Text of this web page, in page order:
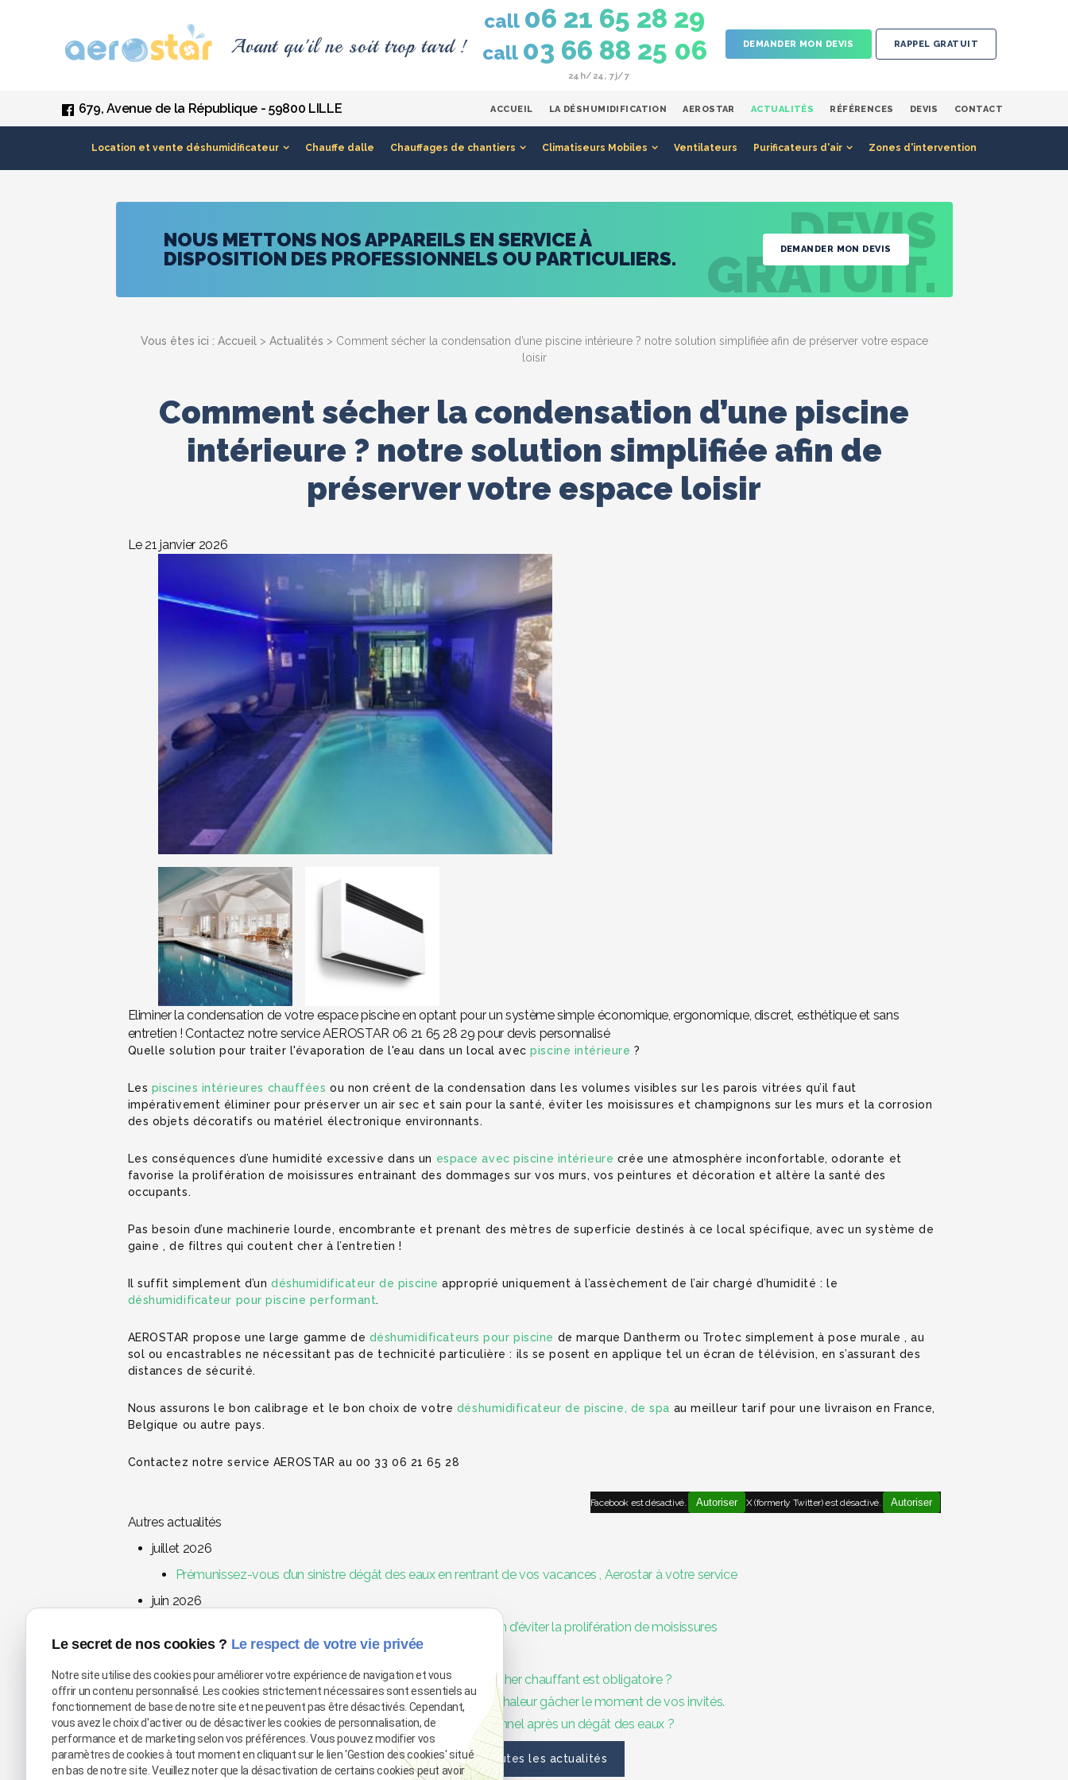
Avant qu'il ne soit trop tard !
call 06 21 65 28 29
call 03 66 88 25 06
24h/24, 7j/7
DEMANDER MON DEVIS RAPPEL GRATUIT
679, Avenue de la République - 59800 LILLE ACCUEIL LA DÉSHUMIDIFICATION AEROSTAR ACTUALITÉS RÉFÉRENCES DEVIS CONTACT
Location et vente déshumidificateur Chauffe dalle Chauffages de chantiers Climatiseurs Mobiles Ventilateurs Purificateurs d'air Zones d'intervention
NOUS METTONS NOS APPAREILS EN SERVICE À
DISPOSITION DES PROFESSIONNELS OU PARTICULIERS.
DEMANDER MON DEVIS
DEVIS
GRATUIT.
Vous êtes ici : Accueil > Actualités > Comment sécher la condensation d’une piscine intérieure ? notre solution simplifiée afin de préserver votre espace
loisir
Comment sécher la condensation d’une piscine
intérieure ? notre solution simplifiée afin de
préserver votre espace loisir
Le 21 janvier 2026
Eliminer la condensation de votre espace piscine en optant pour un système simple économique, ergonomique, discret, esthétique et sans
entretien ! Contactez notre service AEROSTAR 06 21 65 28 29 pour devis personnalisé
Quelle solution pour traiter l'évaporation de l'eau dans un local avecpiscine intérieure ?
Les piscines intérieures chauffées ou non créent de la condensation dans les volumes visibles sur les parois vitrées qu’il faut
impérativement éliminer pour préserver un air sec et sain pour la santé, éviter les moisissures et champignons sur les murs et la corrosion
des objets décoratifs ou matériel électronique environnants.
Les conséquences d’une humidité excessive dans un espace avec piscine intérieure crée une atmosphère inconfortable, odorante et
favorise la prolifération de moisissures entrainant des dommages sur vos murs, vos peintures et décoration et altère la santé des
occupants.
Pas besoin d’une machinerie lourde, encombrante et prenant des mètres de superficie destinés à ce local spécifique, avec un système de
gaine , de filtres qui coutent cher à l’entretien !
Il suffit simplement d’undéshumidificateur de piscine approprié uniquement à l’assèchement de l’air chargé d’humidité : le
déshumidificateur pour piscine performant.
AEROSTAR propose une large gamme de déshumidificateurs pour piscine de marque Dantherm ou Trotec simplement à pose murale , au
sol ou encastrables ne nécessitant pas de technicité particulière : ils se posent en applique tel un écran de télévision, en s’assurant des
distances de sécurité.
Nous assurons le bon calibrage et le bon choix de votre déshumidificateur de piscine, de spa au meilleur tarif pour une livraison en France,
Belgique ou autre pays.
Contactez notre service AEROSTAR au 00 33 06 21 65 28
X (formerly Twitter) est désactivé. Autoriser
Facebook est désactivé. Autoriser
Autres actualités
juillet 2026
Prémunissez-vous d’un sinistre dégât des eaux en rentrant de vos vacances , Aerostar à votre service
juin 2026
Assèchement d’un flocage anti-incendie : une nécessité afin d’éviter la prolifération de moisissures
avril 2026
Pour quelles raisons la première mise en chauffe d'un plancher chauffant est obligatoire ?
La canicule menace votre événement ? Ne laissez pas la chaleur gâcher le moment de vos invités.
Pourquoi choisir la location de déshumidificateur professionnel après un dégât des eaux ?
Voir toutes les actualités
Le secret de nos cookies ? Le respect de votre vie privée
Notre site utilise des cookies pour améliorer votre expérience de navigation et vous
offrir un contenu personnalisé. Les cookies strictement nécessaires sont essentiels au
fonctionnement de base de notre site et ne peuvent pas être désactivés. Cependant,
vous avez le choix d'activer ou de désactiver les cookies de personnalisation, de
performance et de marketing selon vos préférences. Vous pouvez modifier vos
paramètres de cookies à tout moment en cliquant sur le lien 'Gestion des cookies' situé
en bas de notre site. Veuillez noter que la désactivation de certains cookies peut avoir